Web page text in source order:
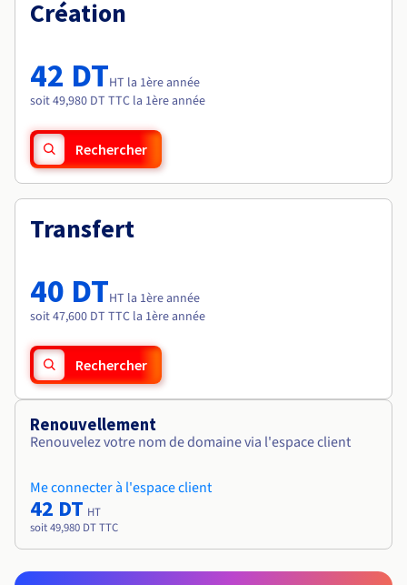
Tarifs
Roadmap & Changelog
Roadmap & Changelog
Création
42 DTHT la 1ère année
soit 49,980 DT TTC la 1ère année
Rechercher
Transfert
40 DTHT la 1ère année
soit 47,600 DT TTC la 1ère année
Rechercher
Renouvellement
Renouvelez votre nom de domaine via l'espace client
Me connecter à l'espace client
42 DT HT
soit 49,980 DT TTC